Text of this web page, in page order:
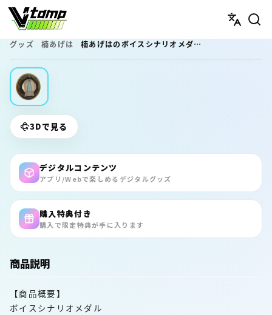
V-tamp（ブイタンプ）
グッズ 楠あげは 楠あげはのボイスシナリオメダル（バカみたいにはしゃいだ、最高の夏の日）
3Dで見る
デジタルコンテンツ
アプリ/Webで楽しめるデジタルグッズ
購入特典付き
購入で限定特典が手に入ります
商品説明
【商品概要】
ボイスシナリオメダル